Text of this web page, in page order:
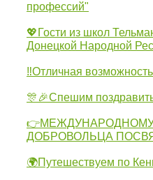
профессий"
💖Гости из школ
Донецкой Народной
‼Отличная
🎊🎉Спешим
ДОБРОВОЛЬЦА
🌍Путешествуем по